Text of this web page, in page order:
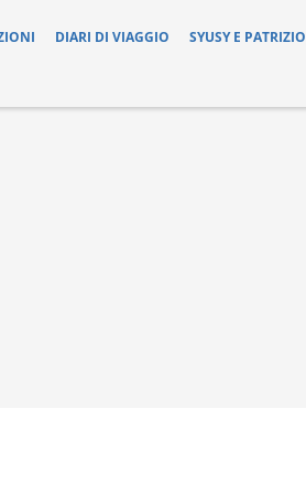
DIARI DI VIAGGIO SYUSY E PATRIZIO